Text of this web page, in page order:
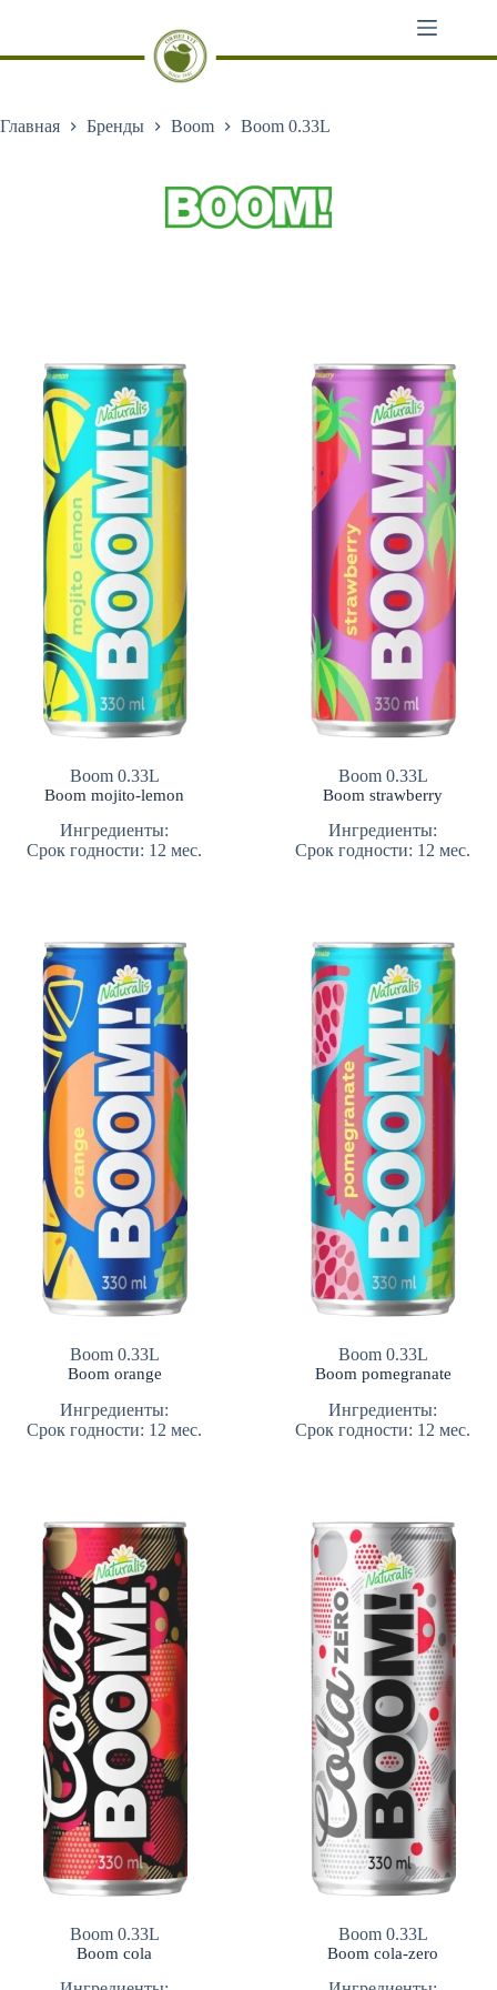
Главная Бренды Boom Boom 0.33L
Boom 0.33L
Boom mojito-lemon
Ингредиенты:
Срок годности: 12 мес.
Boom 0.33L
Boom strawberry
Ингредиенты:
Срок годности: 12 мес.
Boom 0.33L
Boom orange
Ингредиенты:
Срок годности: 12 мес.
Boom 0.33L
Boom pomegranate
Ингредиенты:
Срок годности: 12 мес.
Boom 0.33L
Boom cola
Boom 0.33L
Boom cola-zero